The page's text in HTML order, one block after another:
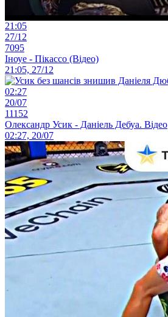
21:05
27/12
7095
Іноуе - Пікассо (Відео)
21:05, 27/12
02:27
20/07
11152
Олександр Усик - Даніель Дебуа. Відео
02:27, 20/07